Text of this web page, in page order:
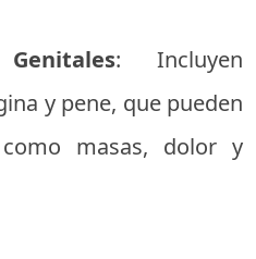
: Incluyen
y pene, que pueden
masas, dolor y